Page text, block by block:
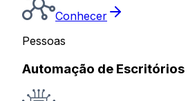
Conhecer
Pessoas
Automação de Escritórios